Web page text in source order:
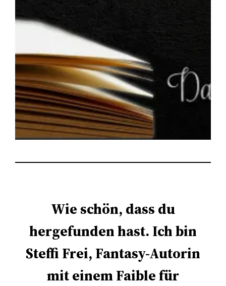
Wie schön, dass du
hergefunden hast. Ich bin
Steffi Frei, Fantasy-Autorin
mit einem Faible für